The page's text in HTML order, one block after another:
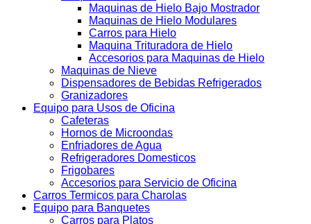
Maquinas de Hielo Bajo Mostrador
Maquinas de Hielo Modulares
Carros para Hielo
Maquina Trituradora de Hielo
Accesorios para Maquinas de Hielo
Maquinas de Nieve
Dispensadores de Bebidas Refrigerados
Granizadores
Equipo para Usos de Oficina
Cafeteras
Hornos de Microondas
Enfriadores de Agua
Refrigeradores Domesticos
Frigobares
Accesorios para Servicio de Oficina
Carros Termicos para Charolas
Equipo para Banquetes
Carros para Platos